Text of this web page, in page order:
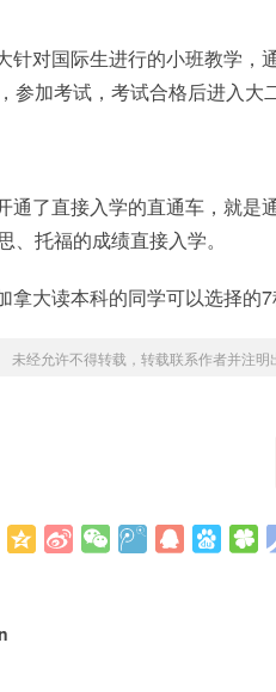
针对国际生进行的小班教学
参加考试，考试合格后进入大
通了直接入学的直通车，就是
、托福的成绩直接入学。
拿大读本科的同学可以选择的
未经允许不得转载，转载联系作者并注明